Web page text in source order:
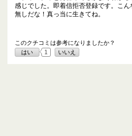
感じでした。即着信拒否登録です。こ
無しだな！真っ当に生きてね。
このクチコミは参考になりましたか？
はい
1 いいえ